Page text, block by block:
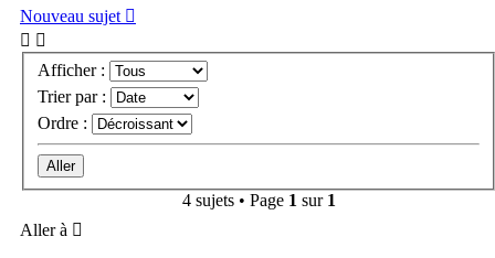
Nouveau sujet
Afficher :
Trier par :
Ordre :
4 sujets • Page 1 sur 1
Aller à